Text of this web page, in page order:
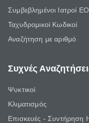
Συμβεβλημένοι Ιατροί
Ταχυδρομικοί Κωδικοί
Αναζήτηση με αριθμό
Συχνές
Ψυκτικοί
Κλιματισμός
Επισκευές - Συντήρηση